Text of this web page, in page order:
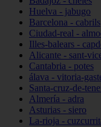
Huelva - jabugo
Barcelona - cabrils
Ciudad-real -
Illes-balears -
Alicante - sant-
Cantabria - potes
álava - vitoria-
Santa-cruz-de-
Almería - adra
Asturias - siero
La-rioja -